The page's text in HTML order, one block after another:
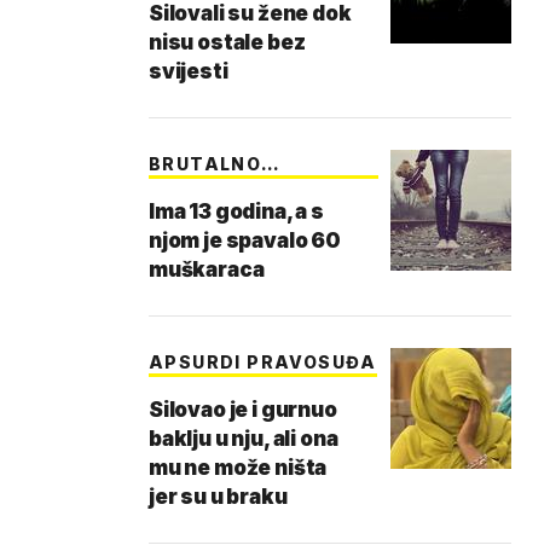
Silovali su žene dok
nisu ostale bez
svijesti
BRUTALNO
Ima 13 godina, a s
njom je spavalo 60
muškaraca
APSURDI PRAVOSUĐA
Silovao je i gurnuo
baklju u nju, ali ona
mu ne može ništa
jer su u braku